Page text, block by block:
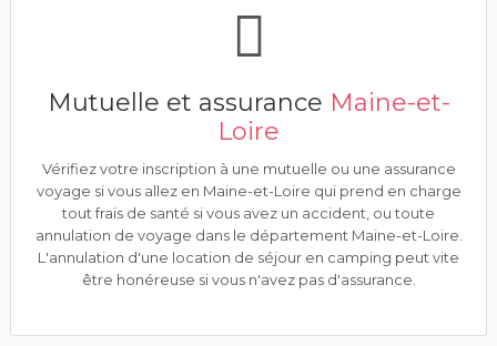
Mutuelle et assurance Maine-et-
Loire
Vérifiez votre inscription à une mutuelle ou une assurance
voyage si vous allez en Maine-et-Loire qui prend en charge
tout frais de santé si vous avez un accident, ou toute
annulation de voyage dans le département Maine-et-Loire.
L'annulation d'une location de séjour en camping peut vite
être honéreuse si vous n'avez pas d'assurance.